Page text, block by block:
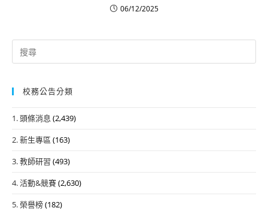
06/12/2025
Search
for:
校務公告分類
1. 頭條消息 (2,439)
2. 新生專區 (163)
3. 教師研習 (493)
4. 活動&競賽(2,630)
5. 榮譽榜(182)